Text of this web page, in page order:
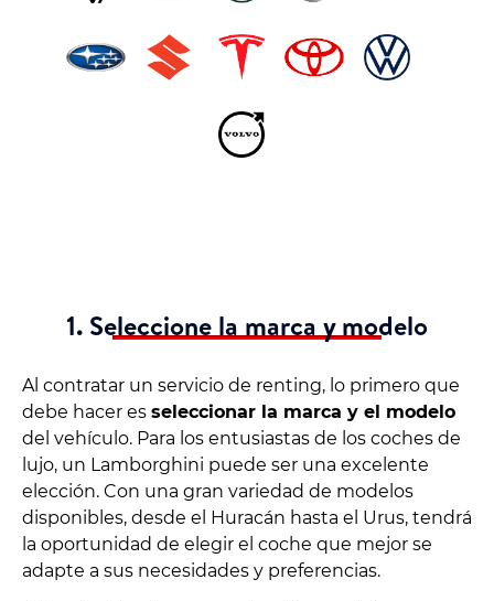
1. Seleccione la marca y modelo
Al contratar un servicio de renting, lo primero que
debe hacer es seleccionar la marca y el modelo
del vehículo. Para los entusiastas de los coches de
lujo, un Lamborghini puede ser una excelente
elección. Con una gran variedad de modelos
disponibles, desde el Huracán hasta el Urus, tendrá
la oportunidad de elegir el coche que mejor se
adapte a sus necesidades y preferencias.